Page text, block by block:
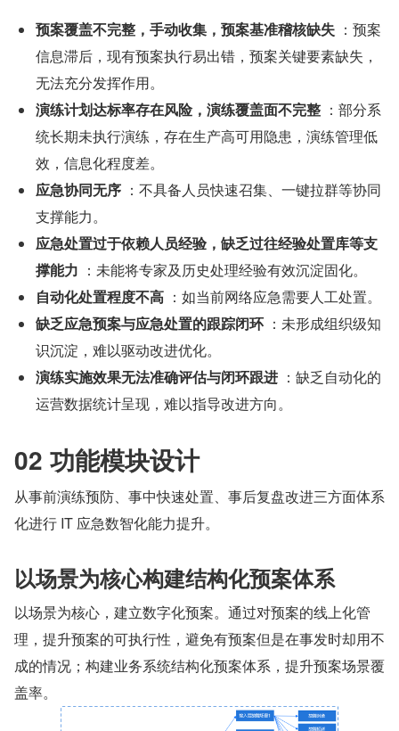
预案覆盖不完整，手动收集，预案基准稽核缺失 ：预案
信息滞后，现有预案执行易出错，预案关键要素缺失，
无法充分发挥作用。
演练计划达标率存在风险，演练覆盖面不完整 ：部分系
统长期未执行演练，存在生产高可用隐患，演练管理低
效，信息化程度差。
应急协同无序 ：不具备人员快速召集、一键拉群等协同
支撑能力。
应急处置过于依赖人员经验，缺乏过往经验处置库等支
撑能力 ：未能将专家及历史处理经验有效沉淀固化。
自动化处置程度不高 ：如当前网络应急需要人工处置。
缺乏应急预案与应急处置的跟踪闭环 ：未形成组织级知
识沉淀，难以驱动改进优化。
演练实施效果无法准确评估与闭环跟进 ：缺乏自动化的
运营数据统计呈现，难以指导改进方向。
02 功能模块设计
从事前演练预防、事中快速处置、事后复盘改进三方面体系
化进行 IT 应急数智化能力提升。
以场景为核心构建结构化预案体系
以场景为核心，建立数字化预案。通过对预案的线上化管
理，提升预案的可执行性，避免有预案但是在事发时却用不
成的情况；构建业务系统结构化预案体系，提升预案场景覆
盖率。